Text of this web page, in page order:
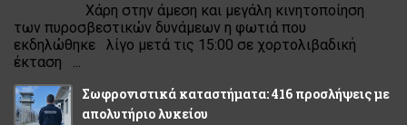
Χάρη στην άμεση και μεγάλη κινητοποίηση
των πυροσβεστικών δυνάμεων η φωτιά που
εκδηλώθηκε λίγο μετά τις 15:00 σε χορτολιβαδική
έκταση ...
Σωφρονιστικά καταστήματα: 416 προσλήψεις με
απολυτήριο λυκείου